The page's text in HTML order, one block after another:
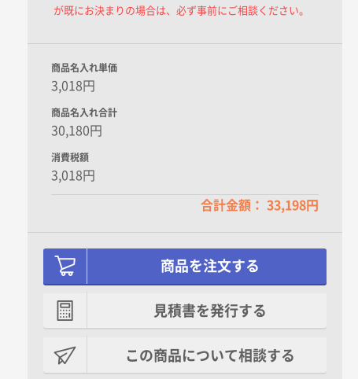
が既にお決まりの場合は、必ず事前にご相談ください。
商品名入れ単価
3,018円
商品名入れ合計
30,180円
消費税額
3,018円
合計金額： 33,198円
商品を注文する
見積書を発行する
この商品について相談する